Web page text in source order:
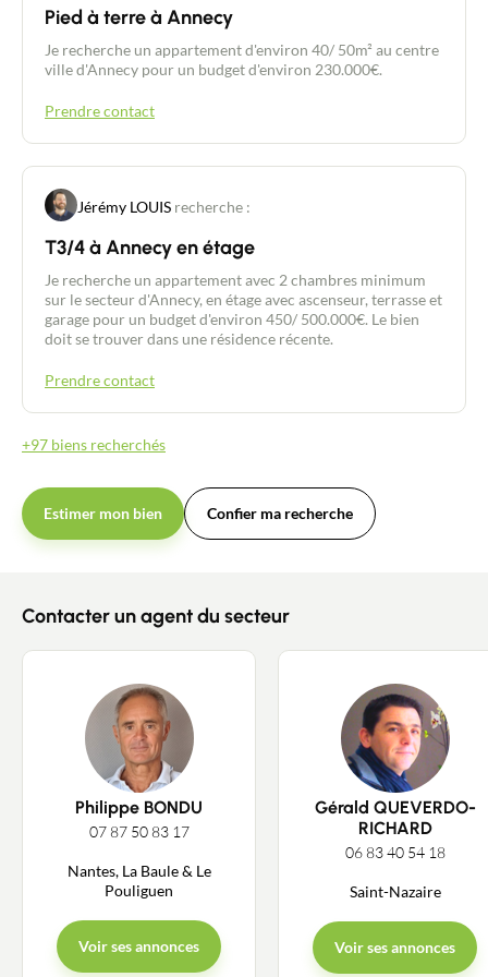
petit repos de chasse qui surplombe la Sèvre :
possibilité création d'une chambre locative !
Situation idéale avec bus scolaire à 300 mètres
pour les collèges de Vertou, gare de la Haye
combine volumes généreux, luminosité, nature et
parfaite pour une grande famille, un projet mixte
habitation/locatif ou toute personne en quête
coeur du petit hameau , cette maison répond
restant proche de la commune de St Fiacre sur
bien est exposé sont disponibles sur le site
Géorisques : www.georisques.gouv.fr. Les
honoraires de 3,2 % à la charge de l'acquéreur sont
compris dans le prix affiché pour ce mandat en
contacter Philippe BONDU au 07 87 50 83 17.
Pied à terre à Annecy
Je recherche un appartement d'environ 40/ 50m² au centre
ville d'Annecy pour un budget d'environ 230.000€.
Prendre contact
Jérémy LOUIS recherche :
T3/4 à Annecy en étage
Je recherche un appartement avec 2 chambres minimum
sur le secteur d'Annecy, en étage avec ascenseur, terrasse et
garage pour un budget d'environ 450/ 500.000€. Le bien
doit se trouver dans une résidence récente.
Prendre contact
+97 biens recherchés
Estimer mon bien Confier ma recherche
Contacter un agent du secteur
Philippe BONDU
07 87 50 83 17
Nantes, La Baule & Le
Pouliguen
Voir ses annonces
Gérald QUEVERDO-
RICHARD
06 83 40 54 18
Saint-Nazaire
Voir ses annonces